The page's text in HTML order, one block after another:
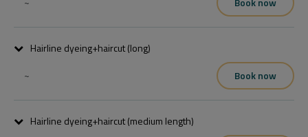
Hairline dyeing+haircut (long)
~
Book now
Hairline dyeing+haircut (medium length)